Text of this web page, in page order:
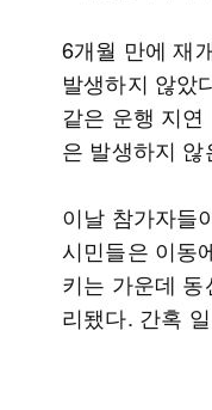
6개월 만에 재
발생하지 않았
같은 운행 지
은 발생하지
이날 참가자들
시민들은 이동
키는 가운데
리됐다. 간혹